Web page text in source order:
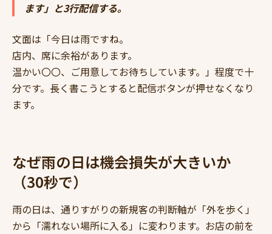
ます」と3行配信する。
文面は「今日は雨ですね。
店内、席に余裕があります。
温かい〇〇、ご用意してお待ちしています。」程度で十
分です。長く書こうとすると配信ボタンが押せなくなり
ます。
なぜ雨の日は機会損失が大きいか
（30秒で）
雨の日は、通りすがりの新規客の判断軸が「外を歩く」
から「濡れない場所に入る」に変わります。お店の前を